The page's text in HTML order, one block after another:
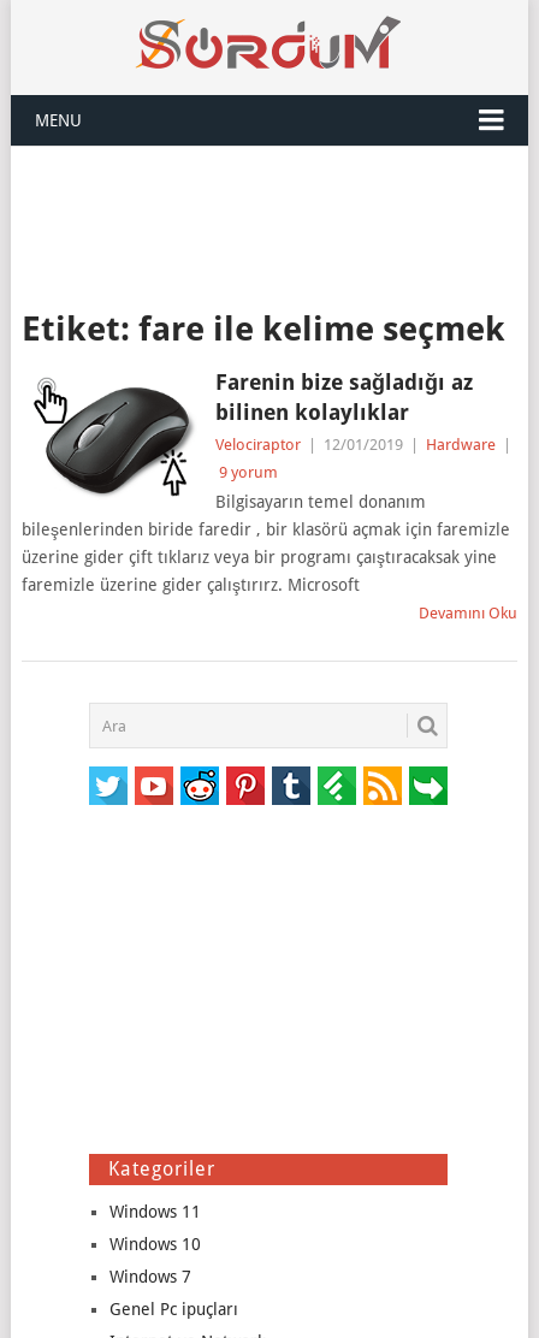
MENU
Etiket: fare ile kelime seçmek
Farenin bize sağladığı az
bilinen kolaylıklar
Velociraptor 12/01/2019 Hardware
9 yorum
Bilgisayarın temel donanım
bileşenlerinden biride faredir , bir klasörü açmak için faremizle
üzerine gider çift tıklarız veya bir programı çaıştıracaksak yine
faremizle üzerine gider çalıştırırz. Microsoft
Devamını Oku
Kategoriler
Windows 11
Windows 10
Windows 7
Genel Pc ipuçları